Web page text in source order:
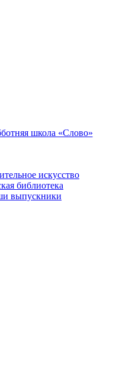
школа «Слово»
искусство
библиотека
выпускники